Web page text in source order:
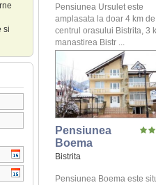
si
Pensiunea Ursulet este
amplasata la doar 4 km de
centrul orasului Bistrita, 3
manastirea Bistr ...
Pensiunea
Boema
Bistrita
Pensiunea Boema este